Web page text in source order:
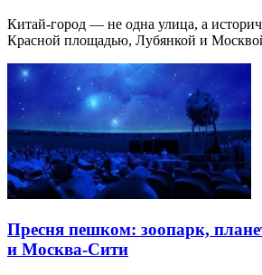
Китай-город — не одна улица, а
Красной площадью, Лубянкой и
Пресня пешком: зоопарк,
и Москва-Сити